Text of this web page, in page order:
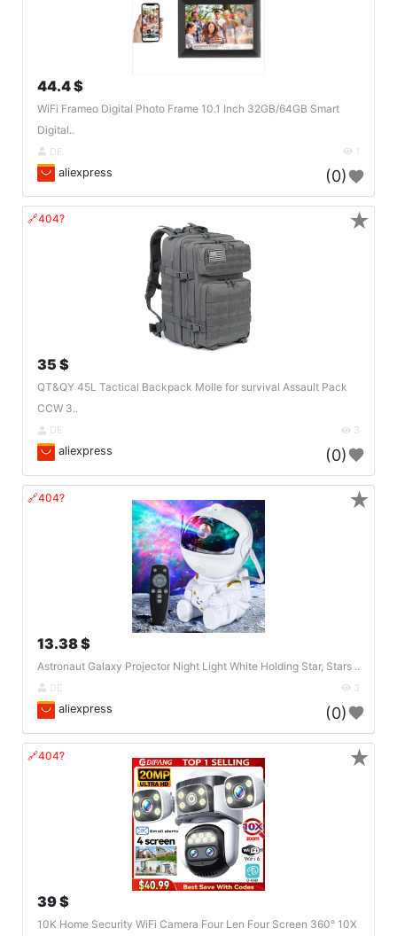
44.4 $
WiFi Frameo Digital Photo Frame 10.1 Inch 32GB/64GB Smart
Digital..
DE 1
aliexpress (0)
🔗404?
35 $
QT&QY 45L Tactical Backpack Molle for survival Assault Pack
CCW 3..
DE 3
aliexpress (0)
★
🔗404?
13.38 $
Astronaut Galaxy Projector Night Light White Holding Star, Stars ..
DE 3
aliexpress (0)
★
🔗404?
39 $
10K Home Security WiFi Camera Four Len Four Screen 360° 10X
★